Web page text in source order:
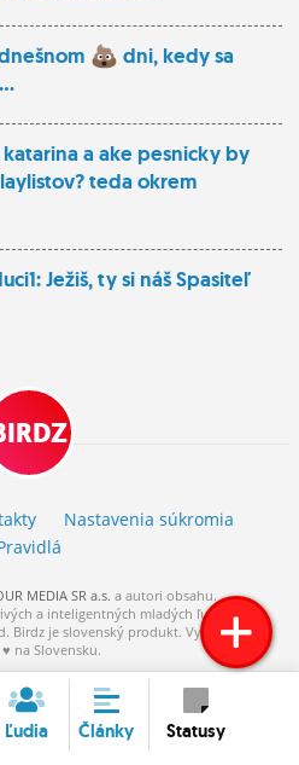
dni, kedy sa
a ake pesnicky by
teda okrem
Ježiš, ty si náš Spasiteľ
Nastavenia súkromia
MEDIA SR a.s. a autori obsahu.
a inteligentných mladých ľudí.
Birdz je slovenský produkt. Vytvorené s
na Slovensku.
Ľudia Články Statusy